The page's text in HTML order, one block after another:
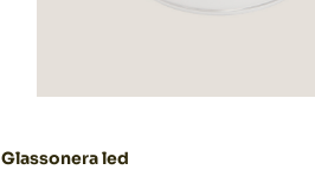
Glassonera led